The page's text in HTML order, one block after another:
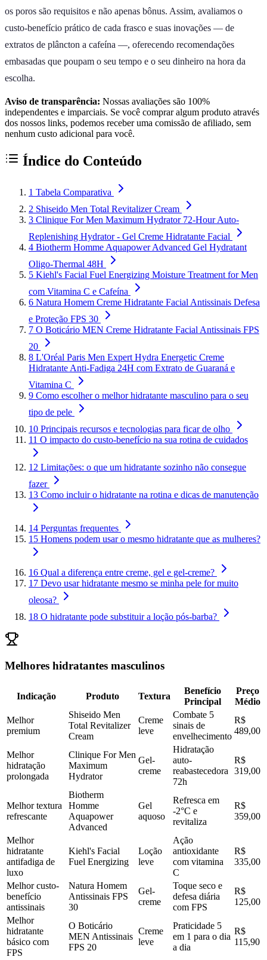
os poros são requisitos e não apenas bônus. Assim, avaliamos o
custo-benefício prático de cada frasco e suas inovações — de
extratos de plâncton a cafeína —, oferecendo recomendações
embasadas que poupam o seu tempo e o seu dinheiro na hora da
escolha.
Aviso de transparência: Nossas avaliações são 100%
independentes e imparciais. Se você comprar algum produto através
dos nossos links, podemos receber uma comissão de afiliado, sem
nenhum custo adicional para você.
Índice do Conteúdo
1 Tabela Comparativa
2 Shiseido Men Total Revitalizer Cream
3 Clinique For Men Maximum Hydrator 72-Hour Auto-
Replenishing Hydrator - Gel Creme Hidratante Facial
4 Biotherm Homme Aquapower Advanced Gel Hydratant
Oligo-Thermal 48H
5 Kiehl's Facial Fuel Energizing Moisture Treatment for Men
com Vitamina C e Cafeína
6 Natura Homem Creme Hidratante Facial Antissinais Defesa
e Proteção FPS 30
7 O Boticário MEN Creme Hidratante Facial Antissinais FPS
20
8 L'Oréal Paris Men Expert Hydra Energetic Creme
Hidratante Anti-Fadiga 24H com Extrato de Guaraná e
Vitamina C
9 Como escolher o melhor hidratante masculino para o seu
tipo de pele
10 Principais recursos e tecnologias para ficar de olho
11 O impacto do custo-benefício na sua rotina de cuidados
12 Limitações: o que um hidratante sozinho não consegue
fazer
13 Como incluir o hidratante na rotina e dicas de manutenção
14 Perguntas frequentes
15 Homens podem usar o mesmo hidratante que as mulheres?
16 Qual a diferença entre creme, gel e gel-creme?
17 Devo usar hidratante mesmo se minha pele for muito
oleosa?
18 O hidratante pode substituir a loção pós-barba?
Melhores hidratantes masculinos
Indicação Produto Textura
Benefício
Principal
Preço
Médio
Melhor
premium
Shiseido Men
Total Revitalizer
Cream
Creme
leve
Combate 5
sinais de
envelhecimento
R$
489,00
Melhor
hidratação
prolongada
Clinique For Men
Maximum
Hydrator
Gel-
creme
Hidratação
auto-
reabastecedora
72h
R$
319,00
Melhor textura
refrescante
Biotherm
Homme
Aquapower
Advanced
Gel
aquoso
Refresca em
-2°C e
revitaliza
R$
359,00
Melhor
hidratante
antifadiga de
luxo
Kiehl's Facial
Fuel Energizing
Loção
leve
Ação
antioxidante
com vitamina
C
R$
335,00
Melhor custo-
benefício
antissinais
Natura Homem
Antissinais FPS
30
Gel-
creme
Toque seco e
defesa diária
com FPS
R$
125,00
Melhor
hidratante
básico com
FPS
O Boticário
MEN Antissinais
FPS 20
Creme
leve
Praticidade 5
em 1 para o dia
a dia
R$
115,90